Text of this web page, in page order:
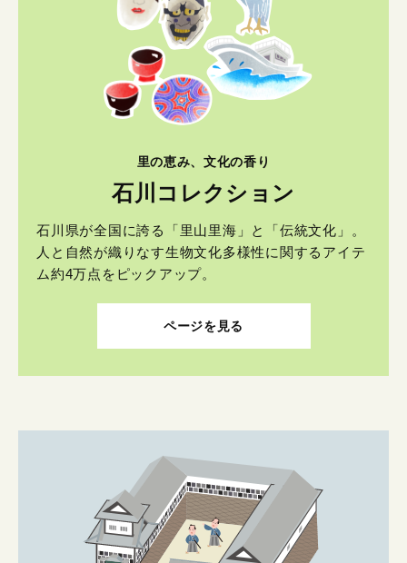
里の恵み、文化の香り
石川コレクション
石川県が全国に誇る「里山里海」と「伝統文化」。
人と自然が織りなす生物文化多様性に関するアイテ
ム約4万点をピックアップ。
ページを見る